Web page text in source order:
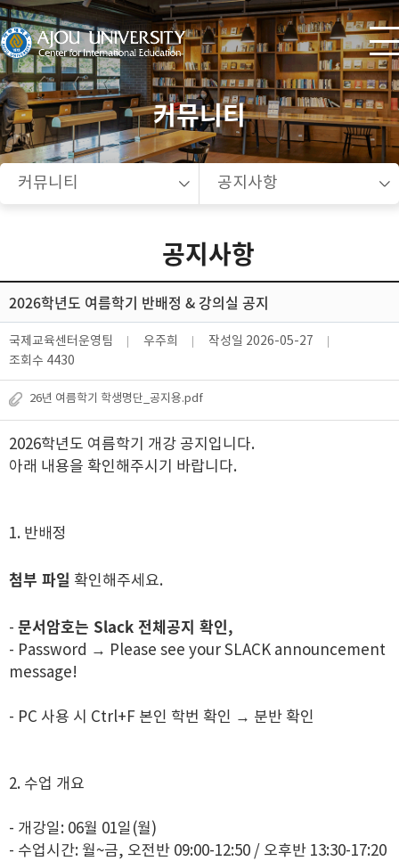
커뮤니티
커뮤니티 공지사항
공지사항
2026학년도 여름학기 반배정 & 강의실 공지
국제교육센터운영팀 우주희 작성일 2026-05-27
조회수 4430
26년 여름학기 학생명단_공지용.pdf
2026학년도 여름학기 개강 공지입니다.
아래 내용을 확인해주시기 바랍니다.
1. 반배정
첨부 파일 확인해주세요.
- 문서암호는 Slack 전체공지 확인,
- Password → Please see your SLACK announcement
message!
- PC 사용 시 Ctrl+F 본인 학번 확인 → 분반 확인
2. 수업 개요
- 개강일: 06월 01일(월)
- 수업시간: 월~금, 오전반 09:00-12:50 / 오후반 13:30-17:20